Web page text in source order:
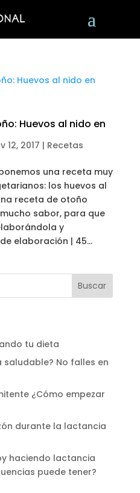
Huevos al nido en
12, 2017 | Recetas
una receta muy
los huevos al
receta de otoño
sabor, para que
y
elaboración | 45...
Buscar
tu dieta
No falles en
¿Cómo empezar
durante la lactancia
haciendo lactancia
puede tener?